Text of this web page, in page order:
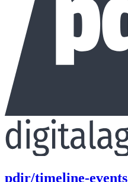
pdir/timeline-events